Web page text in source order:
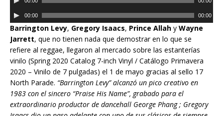
o
d
u
c
t
o
r
d
e
a
o
d
u
c
t
o
r
d
r
o
d
u
c
t
o
r
R
e
p
r
o
d
u
c
o
00:00 00:00
Barrington Levy, Gregory Isaacs, Prince Allah y Wayne
Jarrett, que no tienen nada que demostrar en lo que se
refiere al reggae, llegaron al mercado sobre las estanterías
vinilo (Spring 2020 Catalog 7-inch Vinyl / Catálogo Primavera
2020 – Vinilo de 7 pulgadas) el 1 de mayo gracias al sello 17
North Parade. “Barrington Levy” alcanzó un pico creativo en
1983 con el sincero “Praise His Name”, grabado para el
extraordinario productor de dancehall George Phang ; Gregory